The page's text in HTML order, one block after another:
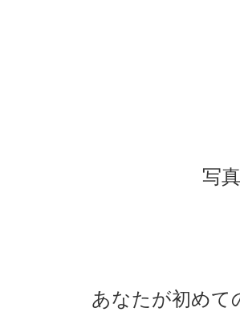
写
あなたが初めて